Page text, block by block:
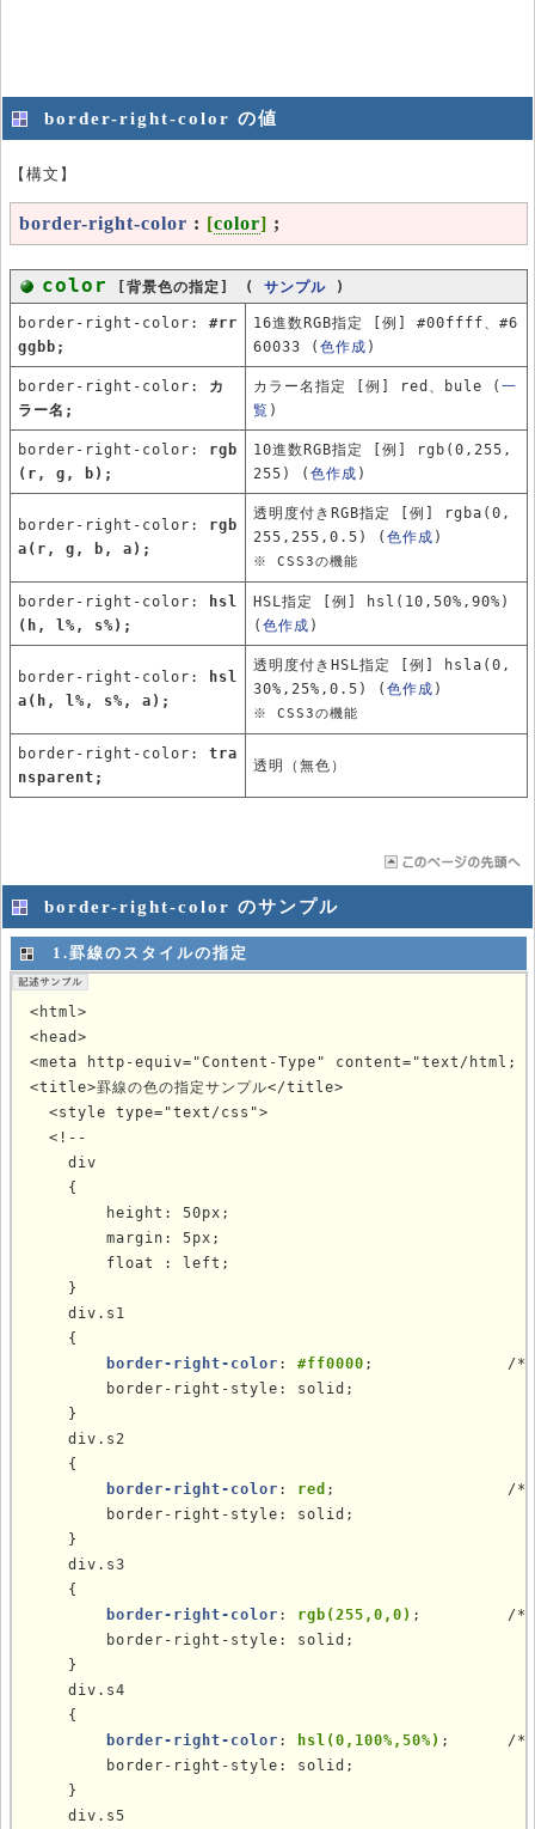
border-right-color の値
【構文】
border-right-color : [color] ;
color [背景色の指定] ( サンプル )
border-right-color: #rr
ggbb;
16進数RGB指定 [例] #00ffff、#6
60033 ( 色作成 )
border-right-color: カ
ラー名;
カラー名指定 [例] red、bule ( 一
覧 )
border-right-color: rgb
(r, g, b);
10進数RGB指定 [例] rgb(0,255,
255) ( 色作成 )
border-right-color: rgb
a(r, g, b, a);
透明度付きRGB指定 [例] rgba(0,
255,255,0.5) ( 色作成 )
※ CSS3の機能
border-right-color:
hsl
(h, l%, s%);
HSL指定 [例] hsl(10,50%,90%)
( 色作成 )
border-right-color:
hsl
a(h, l%, s%, a);
透明度付きHSL指定 [例] hsla(0,
30%,25%,0.5) ( 色作成 )
※ CSS3の機能
border-right-color: tra
nsparent;
透明（無色）
border-right-color のサンプル
1.罫線のスタイルの指定
<html>
<head>
<meta http-equiv="Content-Type" content="text/html;
<title>罫線の色の指定サンプル</title>
  <style type="text/css">
  <!--
    div
    {
        height: 50px;
        margin: 5px;
        float : left;
    }
    div.s1
    {
border-right-color : #ff0000 ;              /* 赤
        border-right-style: solid;
    }
    div.s2
    {
border-right-color : red ;                  /* 赤
        border-right-style: solid;
    }
    div.s3
    {
border-right-color : rgb(255,0,0) ;         /* 赤
        border-right-style: solid;
    }
    div.s4
    {
border-right-color : hsl(0,100%,50%) ;      /*
        border-right-style: solid;
    }
    div.s5